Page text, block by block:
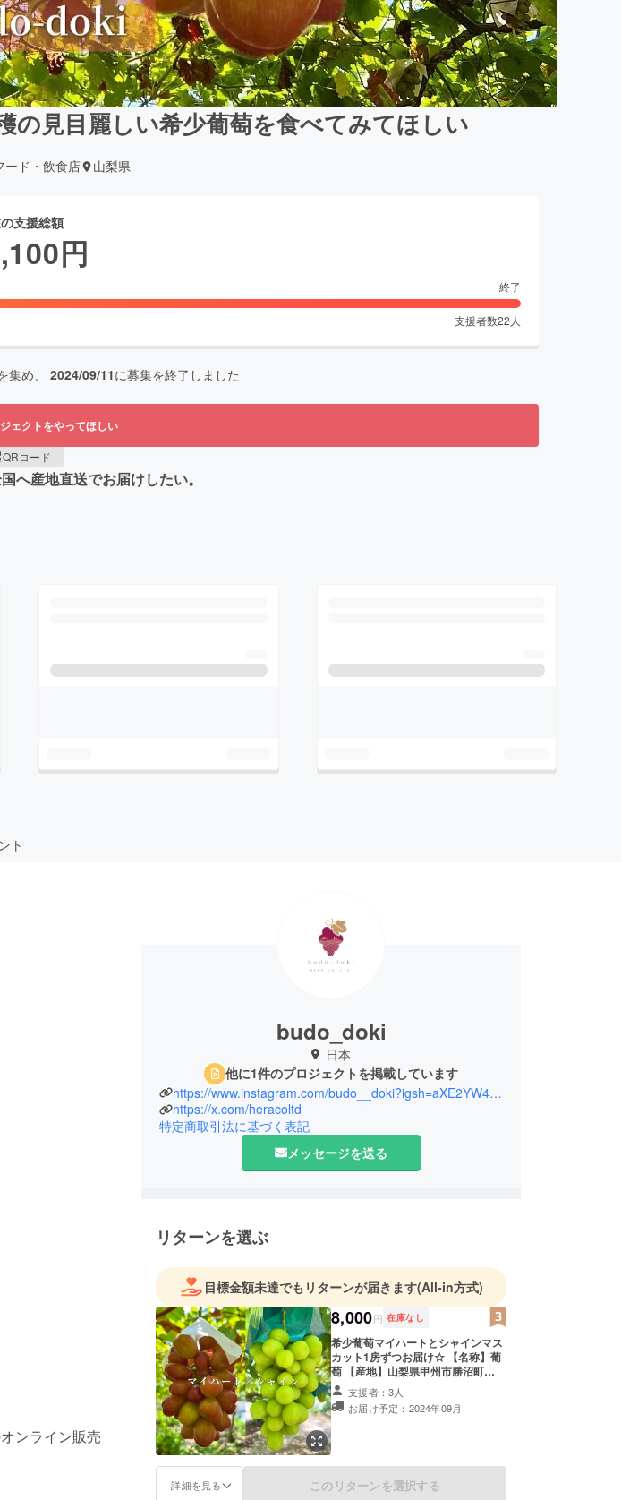
の見目麗しい希少葡萄を食べてみてほしい
ード・飲食店 山梨県
支援総額
円
終了
支援者数22 人
集め、 2024/09/11に募集を終了しました
ェクトをやってほしい
QRコード
へ産地直送でお届けしたい。
ト
ンライン販売
budo_doki
日本
他に1件のプロジェクトを掲載しています
https://www.instagram.com/budo__doki?igsh=aXE2YW4wc3d2MDc0
https://x.com/heracoltd
特定商取引法に基づく表記
メッセージを送る
リターンを選ぶ
目標金額未達でもリターンが届きます(All-in方式)
8,000円 在庫なし
希少葡萄マイハートとシャインマス
カット1房ずつお届け☆ 【名称】葡
萄 【産地】山梨県甲州市勝沼町
【内容量】(目安）マイハート1房あ
たり600g前後、シャイン1房あたり
700~800g前後 【配送方法】通常便
される場合は、2~3日目安をお勧め
支援者：3人
お届け予定：2024年09月
詳細を見る このリターンを選択する